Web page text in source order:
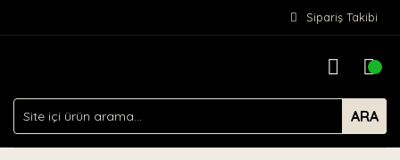
Sipariş Takibi
ARA